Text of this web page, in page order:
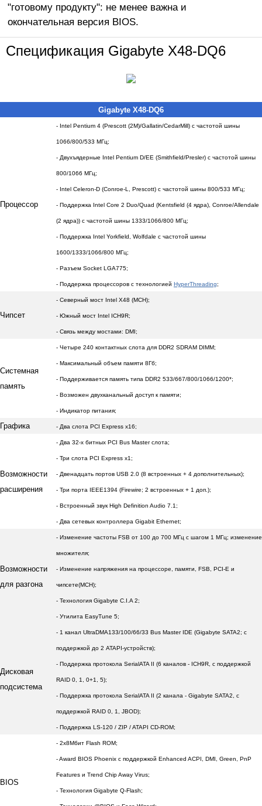
"готовому продукту": не менее важна и
окончательная версия BIOS.
Спецификация Gigabyte X48-DQ6
Gigabyte X48-DQ6
Процессор
- Intel Pentium 4 (Prescott (2M)/Gallatin/CedarMill) с частотой шины
1066/800/533 МГц;
- Двухъядерные Intel Pentium D/EE (Smithfield/Presler) с частотой шины
800/1066 МГц;
- Intel Celeron-D (Conroe-L, Prescott) с частотой шины 800/533 МГц;
- Поддержка Intel Core 2 Duo/Quad (Kentsfield (4 ядра), Conroe/Allendale
(2 ядра)) с частотой шины 1333/1066/800 МГц;
- Поддержка Intel Yorkfield, Wolfdale с частотой шины
1600/1333/1066/800 МГц;
- Разъем Socket LGA775;
- Поддержка процессоров с технологией HyperThreading;
Чипсет
- Северный мост Intel X48 (MCH);
- Южный мост Intel ICH9R;
- Связь между мостами: DMI;
Системная
память
- Четыре 240 контактных слота для DDR2 SDRAM DIMM;
- Максимальный объем памяти 8Гб;
- Поддерживается память типа DDR2 533/667/800/1066/1200*;
- Возможен двухканальный доступ к памяти;
- Индикатор питания;
Графика - Два слота PCI Express x16;
Возможности
расширения
- Два 32-х битных PCI Bus Master слота;
- Три слота PCI Express x1;
- Двенадцать портов USB 2.0 (8 встроенных + 4 дополнительных);
- Три порта IEEE1394 (Firewire; 2 встроенных + 1 доп.);
- Встроенный звук High Definition Audio 7.1;
- Два сетевых контроллера Gigabit Ethernet;
Возможности
для разгона
- Изменение частоты FSB от 100 до 700 МГц с шагом 1 МГц; изменение
множителя;
- Изменение напряжения на процессоре, памяти, FSB, PCI-E и
чипсете(MCH);
- Технология Gigabyte C.I.A 2;
- Утилита EasyTune 5;
Дисковая
подсистема
- 1 канал UltraDMA133/100/66/33 Bus Master IDE (Gigabyte SATA2; с
поддержкой до 2 ATAPI-устройств);
- Поддержка протокола SerialATA II (6 каналов - ICH9R, c поддержкой
RAID 0, 1, 0+1, 5);
- Поддержка протокола SerialATA II (2 канала - Gigabyte SATA2, c
поддержкой RAID 0, 1, JBOD);
- Поддержка LS-120 / ZIP / ATAPI CD-ROM;
BIOS
- 2x8Мбит Flash ROM;
- Award BIOS Phoenix с поддержкой Enhanced ACPI, DMI, Green, PnP
Features и Trend Chip Away Virus;
- Технология Gigabyte Q-Flash;